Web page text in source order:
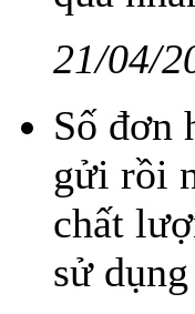
21/04/
Số đơn
gửi rồi
chất
sử